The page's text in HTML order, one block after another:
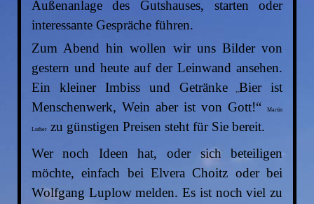
Außenanlage des Gutshauses, starten oder
interessante Gespräche führen.
Zum Abend hin wollen wir uns Bilder von
gestern und heute auf der Leinwand ansehen.
Ein kleiner Imbiss und Getränke „Bier ist
Menschenwerk, Wein aber ist von Gott!“Martin
Lutherzu günstigen Preisen steht für Sie bereit.
Wer noch Ideen hat, oder sich beteiligen
möchte, einfach bei Elvera Choitz oder bei
Wolfgang Luplow melden. Es ist noch viel zu